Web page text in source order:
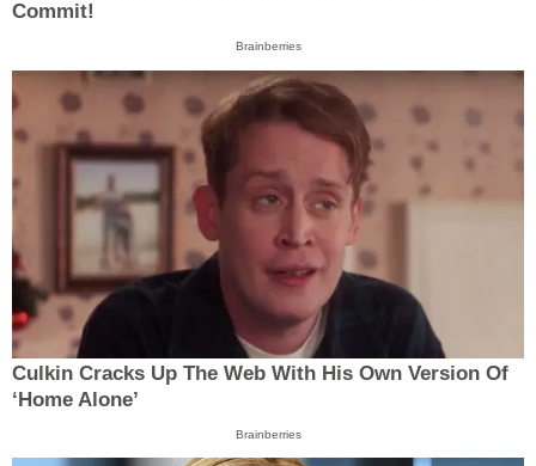
Commit!
Brainberries
Culkin Cracks Up The Web With His Own Version Of
‘Home Alone’
Brainberries